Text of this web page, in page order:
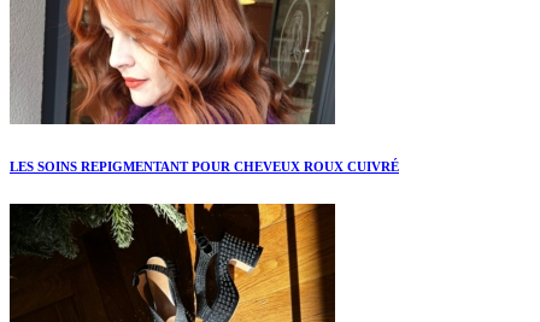
LES SOINS REPIGMENTANT POUR CHEVEUX ROUX CUIVRÉ